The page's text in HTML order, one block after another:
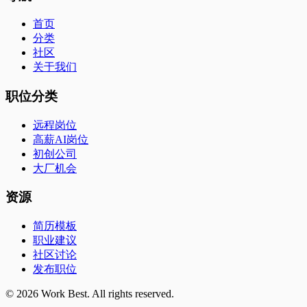
首页
分类
社区
关于我们
职位分类
远程岗位
高薪AI岗位
初创公司
大厂机会
资源
简历模板
职业建议
社区讨论
发布职位
© 2026 Work Best. All rights reserved.